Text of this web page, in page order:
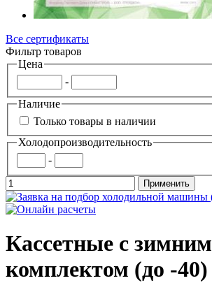
Все сертификаты
Фильтр товаров
Цена
-
Наличие
Только товары в наличии
Холодопроизводительность
-
Кассетные с зимним
комплектом (до -40)